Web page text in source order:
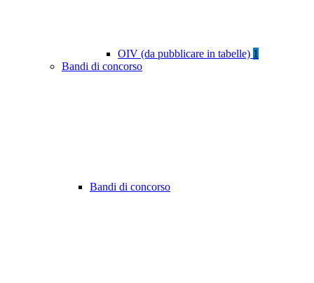
OIV (da pubblicare in tabelle) 1
Bandi di concorso
Bandi di concorso